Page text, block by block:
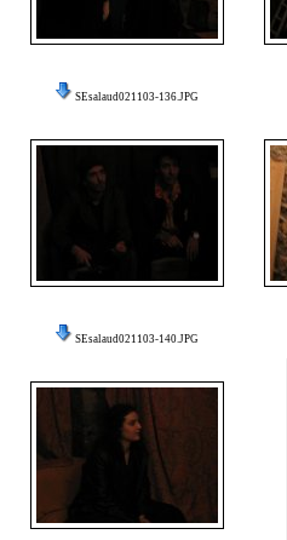
SEsalaud021103-136.JPG
SEsalaud021103-140.JPG